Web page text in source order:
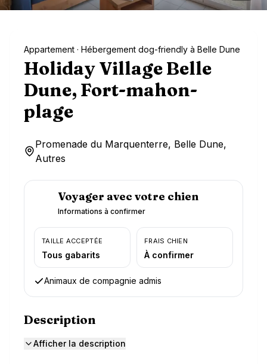
Appartement · Hébergement dog-friendly à Belle Dune
Holiday Village Belle
Dune, Fort-mahon-
plage
Promenade du Marquenterre, Belle Dune,
Autres
Voyager avec votre chien
Informations à confirmer
TAILLE ACCEPTÉE
Tous gabarits
FRAIS CHIEN
À confirmer
Animaux de compagnie admis
Description
Afficher la description